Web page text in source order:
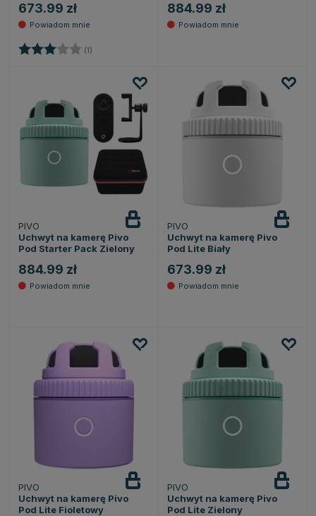
673.99 zł
Ocena: (1)
884.99 zł
PIVO
Uchwyt na kamerę Pivo
Pod Starter Pack Zielony
884.99 zł
PIVO
Uchwyt na kamerę Pivo
Pod Lite Biały
673.99 zł
PIVO
Uchwyt na kamerę Pivo
Pod Lite Fioletowy
PIVO
Uchwyt na kamerę Pivo
Pod Lite Zielony